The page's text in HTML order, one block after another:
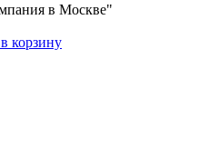
в Москве"
корзину